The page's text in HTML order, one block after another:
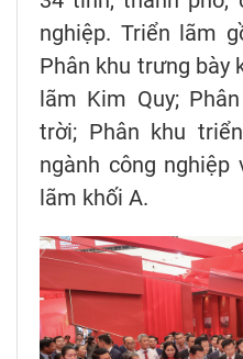
nghiệp. Triển lãm
Phân khu trưng bày
lãm Kim Quy;
trời; Phân khu
ngành công
lãm khối A.